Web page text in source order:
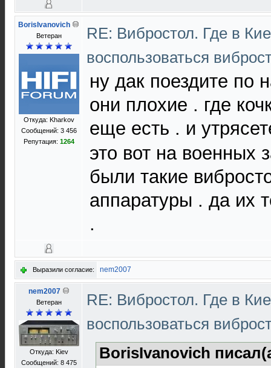
BorisIvanovich
Ветеран
Откуда: Kharkov
Сообщений: 3 456
Репутация: 1264
RE: Вибростол. Где в
воспользоваться
ну дак поездите по
они плохие . где
еще есть . и
это вот на военных
были такие
аппаратуры . да их
.
Выразили согласие: nem2007
nem2007
Ветеран
Откуда: Kiev
Сообщений: 8 475
RE: Вибростол. Где в
воспользоваться
BorisIvanovich